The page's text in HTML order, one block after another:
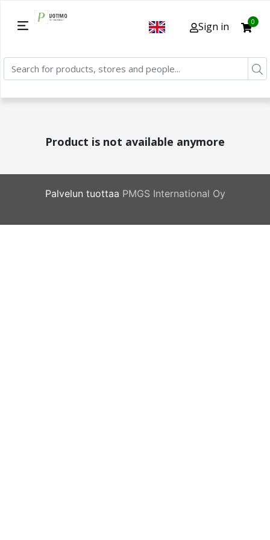
Sign in 0
Product is not available anymore
Palvelun tuottaa PMGS International Oy